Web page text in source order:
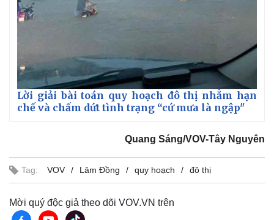
Cuộc sống đó đây
Hồ sơ
Lời giải bài toán quy hoạch đô thị nhằm hạn
chế và chấm dứt tình trạng “cứ mưa là ngập"
Quang Sáng/VOV-Tây Nguyên
Tag: VOV Lâm Đồng quy hoạch đô thị
Mời quý độc giả theo dõi VOV.VN trên